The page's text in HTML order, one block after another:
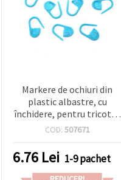
Markere de ochiuri din
plastic albastre, cu
închidere, pentru tricotat
și croșetat, în formă de U,
COD: 507671
6.76 Lei 1-9 pachet